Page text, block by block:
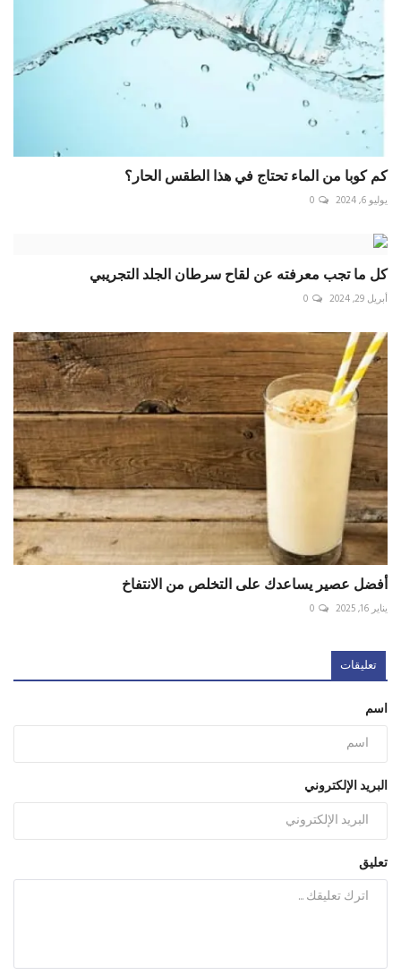
كم كوبا من الماء تحتاج في هذا الطقس الحار؟
يوليو 6, 2024 0
كل ما تجب معرفته عن لقاح سرطان الجلد التجريبي
أبريل 29, 2024 0
أفضل عصير يساعدك على التخلص من الانتفاخ
يناير 16, 2025 0
تعليقات
اسم
البريد الإلكتروني
تعليق